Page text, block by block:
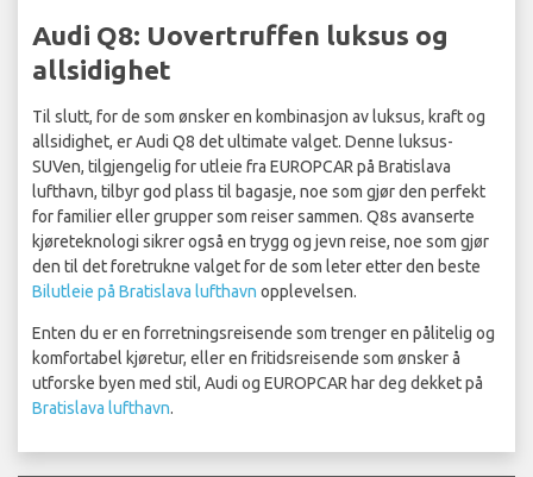
Audi Q8: Uovertruffen luksus og
allsidighet
Til slutt, for de som ønsker en kombinasjon av luksus, kraft og
allsidighet, er Audi Q8 det ultimate valget. Denne luksus-
SUVen, tilgjengelig for utleie fra EUROPCAR på Bratislava
lufthavn, tilbyr god plass til bagasje, noe som gjør den perfekt
for familier eller grupper som reiser sammen. Q8s avanserte
kjøreteknologi sikrer også en trygg og jevn reise, noe som gjør
den til det foretrukne valget for de som leter etter den beste
Bilutleie på Bratislava lufthavn opplevelsen.
Enten du er en forretningsreisende som trenger en pålitelig og
komfortabel kjøretur, eller en fritidsreisende som ønsker å
utforske byen med stil, Audi og EUROPCAR har deg dekket på
Bratislava lufthavn.